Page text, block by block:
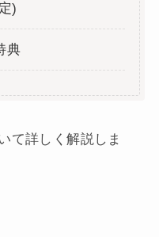
)
典
て詳しく解説しま